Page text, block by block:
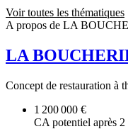
Voir toutes les thématiques
A propos de LA
LA
Concept de restauration à
1 200 000 €
CA potentiel après 2